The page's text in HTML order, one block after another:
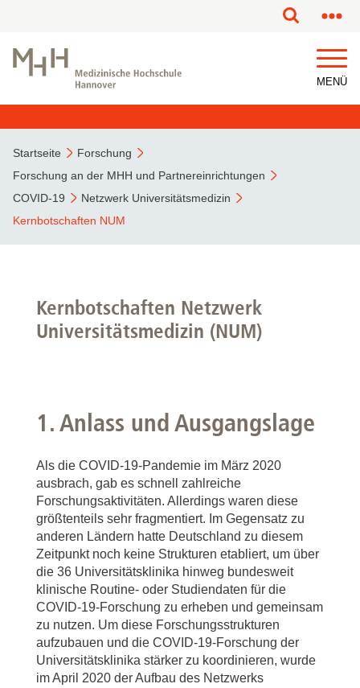
MENÜ
Startseite
Forschung
Forschung an der MHH und Partnereinrichtungen
COVID-19
Netzwerk Universitätsmedizin
Kernbotschaften NUM
Kernbotschaften Netzwerk
Universitätsmedizin (NUM)
1. Anlass und Ausgangslage
Als die COVID-19-Pandemie im März 2020
ausbrach, gab es schnell zahlreiche
Forschungsaktivitäten. Allerdings waren diese
größtenteils sehr fragmentiert. Im Gegensatz zu
anderen Ländern hatte Deutschland zu diesem
Zeitpunkt noch keine Strukturen etabliert, um über
die 36 Universitätsklinika hinweg bundesweit
klinische Routine- oder Studiendaten für die
COVID-19-Forschung zu erheben und gemeinsam
zu nutzen. Um diese Forschungsstrukturen
aufzubauen und die COVID-19-Forschung der
Universitätsklinika stärker zu koordinieren, wurde
im April 2020 der Aufbau des Netzwerks